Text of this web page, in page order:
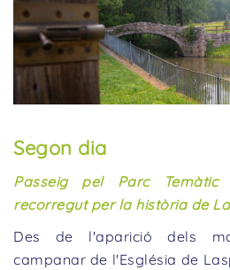
Segon dia
Passeig pel Parc
recorregut per la història de
Des de l'aparició dels
campanar de l'Església de